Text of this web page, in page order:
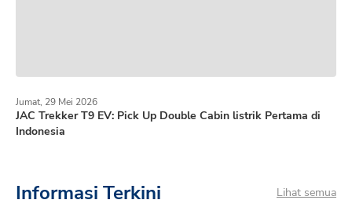
JAC Trekker T9 EV: Pick Up Double Cabin listrik Pertama di
Indonesia
Jumat, 29 Mei 2026
Informasi Terkini Lihat semua